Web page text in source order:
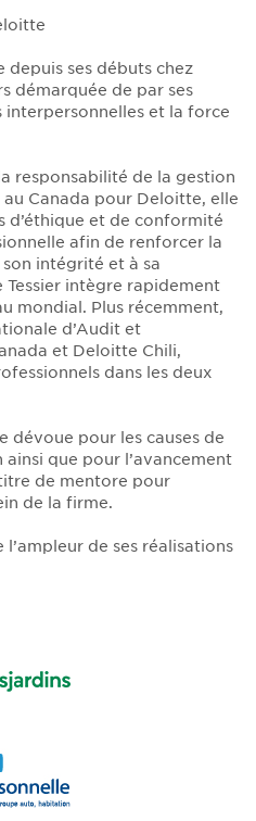
depuis ses débuts chez
démarquée de par ses
interpersonnelles et la force
responsabilité de la gestion
Canada pour Deloitte, elle
d’éthique et de conformité
afin de renforcer la
intégrité et à sa
Tessier intègre rapidement
mondial. Plus récemment,
d’Audit et
et Deloitte Chili,
dans les deux
dévoue pour les causes de
ainsi que pour l’avancement
de mentore pour
de la firme.
l’ampleur de ses réalisations